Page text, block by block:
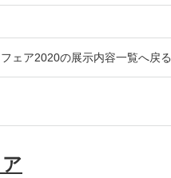
ェア2020の展示内容一覧へ戻る